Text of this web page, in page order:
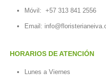
Móvil: +57 313 841 2556
Email:
HORARIOS DE ATENCIÓN
Lunes a Viernes